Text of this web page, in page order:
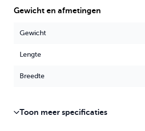
Aantal dozen: 1
Gewicht en afmetingen
Gewicht
Lengte
Breedte
Toon meer specificaties